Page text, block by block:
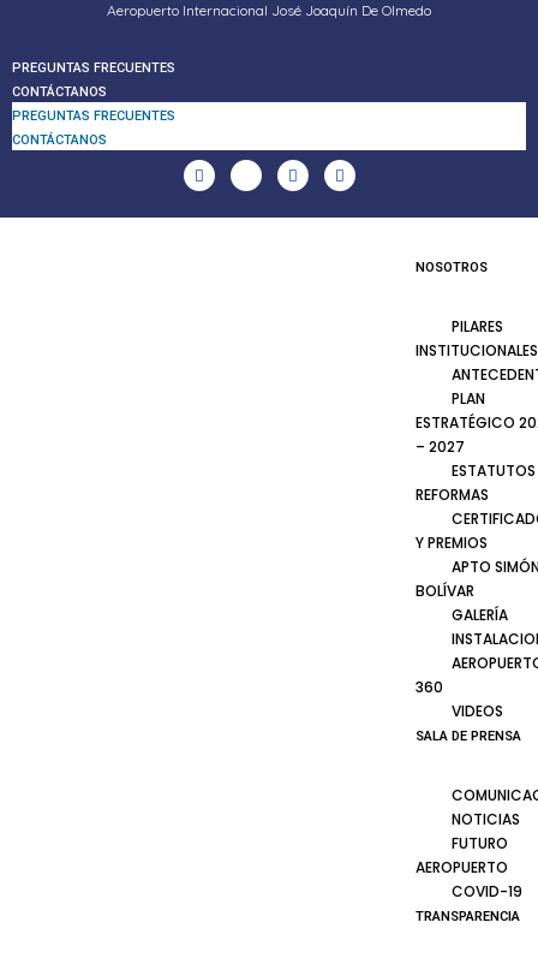
Aeropuerto Internacional José Joaquín De Olmedo
PREGUNTAS FRECUENTES
CONTÁCTANOS
PREGUNTAS FRECUENTES
CONTÁCTANOS
NOSOTROS
PILARES
INSTITUCIONALES
PLAN
ESTRATÉGICO
– 2027
ESTATUTOS
REFORMAS
Y PREMIOS
APTO
BOLÍVAR
GALERÍA
360
VIDEOS
SALA DE PRENSA
NOTICIAS
FUTURO
AEROPUERTO
COVID-19
TRANSPARENCIA